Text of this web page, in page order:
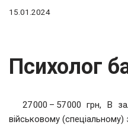
15.01.2024
Психолог
27 000 – 57 000 грн, В
військовому (спеціальному)